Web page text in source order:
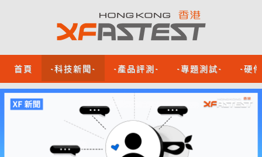
首頁 -科技新聞- -產品評測- -專題測試- -硬